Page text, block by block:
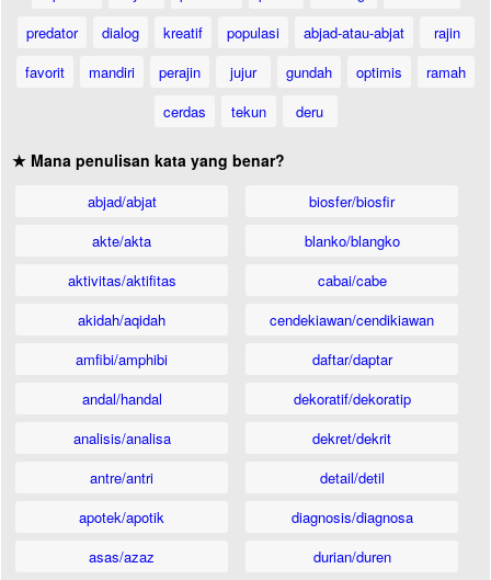
predator
dialog kreatif populasi abjad-atau-abjat
rajin
favorit
mandiri perajin jujur gundah optimis
ramah
cerdas
tekun deru
★ Mana penulisan kata yang benar?
abjad/abjat
akte/akta
aktivitas/aktifitas
akidah/aqidah
amfibi/amphibi
andal/handal
analisis/analisa
antre/antri
apotek/apotik
asas/azaz
biosfer/biosfir
blanko/blangko
cabai/cabe
cendekiawan/cendikiawan
daftar/daptar
dekoratif/dekoratip
dekret/dekrit
detail/detil
diagnosis/diagnosa
durian/duren